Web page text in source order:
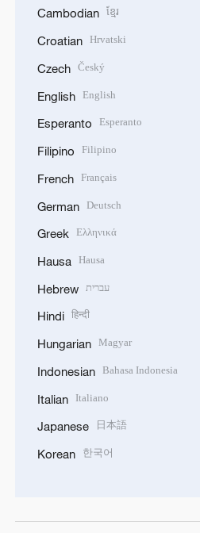
Cambodian ខ្មែរ
Croatian Hrvatski
Czech Český
English English
Esperanto Esperanto
Filipino Filipino
French Français
German Deutsch
Greek Ελληνικά
Hausa Hausa
Hebrew עברית
Hindi हिन्दी
Hungarian Magyar
Indonesian Bahasa Indonesia
Italian Italiano
Japanese 日本語
Korean 한국어